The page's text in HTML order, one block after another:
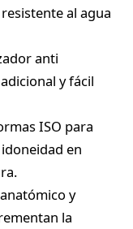
al agua
anti
y fácil
ISO para
en
y
la